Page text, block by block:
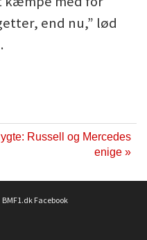
end nu,” lød
Russell og Mercedes
enige »
BMF1.dk Facebook